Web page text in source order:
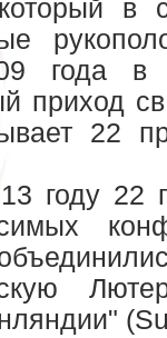
в
года в
приход
22
году 22